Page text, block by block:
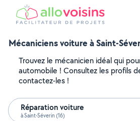
Mécaniciens voiture à Saint-
Trouvez le mécanicien idéal qui
automobile ! Consultez les profils
contactez-les !
Réparation voiture
à Saint-Séverin (16)